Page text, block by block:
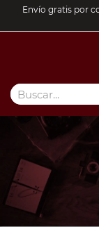
Envío gratis por